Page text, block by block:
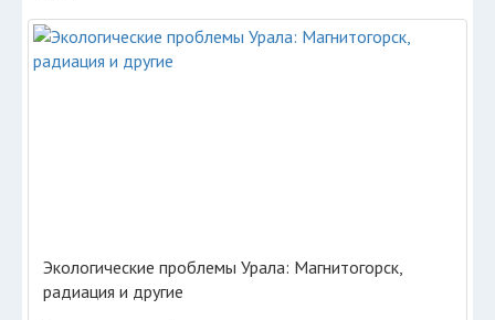
Экологические проблемы Урала: Магнитогорск,
радиация и другие